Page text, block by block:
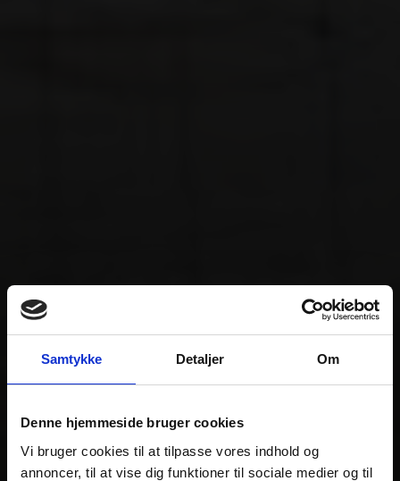
Samtykke Detaljer Om
Denne hjemmeside bruger cookies
Vi bruger cookies til at tilpasse vores indhold og
annoncer, til at vise dig funktioner til sociale medier og til